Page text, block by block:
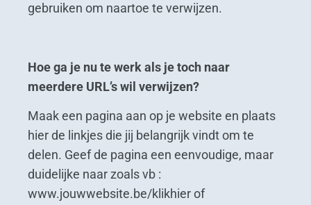
gebruiken om naartoe te verwijzen.
Hoe ga je nute werk als je toch naar
meerdere URL’s wil verwijzen?
Maak een pagina aan op je website en plaats
hier de linkjes die jij belangrijk vindt om te
delen. Geef de pagina een eenvoudige, maar
duidelijke naar zoals vb :
www.jouwwebsite.be/klikhier of